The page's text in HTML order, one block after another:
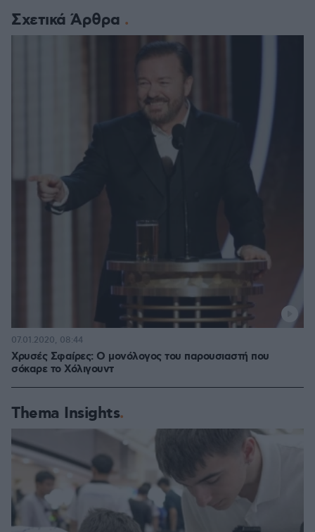
Σχετικά Άρθρα
Χρυσές Σφαίρες: Ο μονόλογος του παρουσιαστή που
σόκαρε το Χόλιγουντ
07.01.2020, 08:44
Thema Insights